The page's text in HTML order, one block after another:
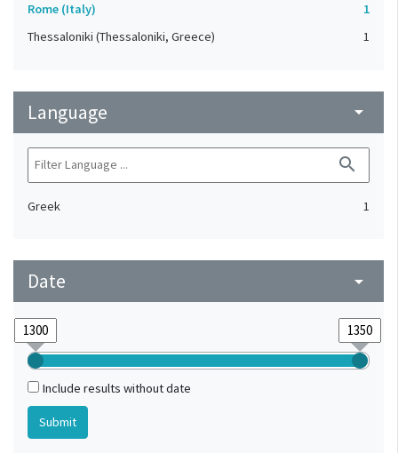
Rome (Italy)
1
Thessaloniki (Thessaloniki, Greece)
1
Language arrow_drop_down
search
Greek 1
Date arrow_drop_down
Include results without date